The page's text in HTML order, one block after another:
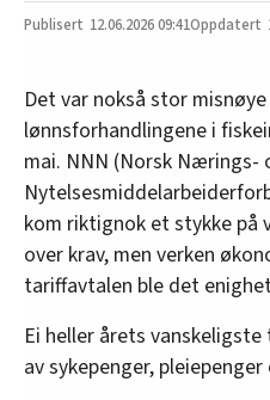
12.06.202609:41
Det var nokså stor
lønnsforhandlingene i
mai. NNN (Norsk Nærings-
kom riktignok et stykke på
over krav, men verken
tariffavtalen ble det
Ei heller årets
av sykepenger,